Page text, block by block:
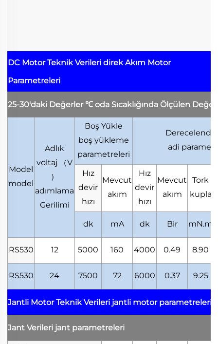
DC Motor Teknik Verileri direk Akım Motor
Parametreleri
25-30'daki Değerler ℃ oda Sıcaklığında Ölçülen
Model
model
Adlık
voltaj
（V
）
adımlama
Gerilimi
Boş Yükle
boş yükleme
parametreleri
adi
Hız
devir
hızı
Mevcut
akım
Hız
devir
hızı
Mevcut
akım
Tork
kupla
dk mA dk Bir mN.m
RS530 12 5000 160 4000 0.49 8.90
RS530 24 7500 72 6000 0.37 9.25
Jantli Motor Teknik Verileri jantli motor parametreleri
Jant Verileri jant parametreleri